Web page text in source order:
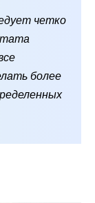
четко
более